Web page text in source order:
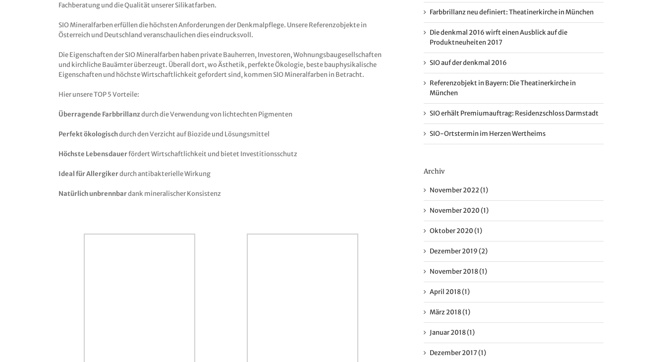
Fachberatung und die Qualität unserer Silikatfarben.
SIO Mineralfarben erfüllen die höchsten Anforderungen der Denkmalpflege. Unsere Referenzobjekte in
Österreich und Deutschland veranschaulichen dies eindrucksvoll.
Die Eigenschaften der SIO Mineralfarben haben private Bauherren, Investoren, Wohnungsbaugesellschaften
und kirchliche Bauämter überzeugt. Überall dort, wo Ästhetik, perfekte Ökologie, beste bauphysikalische
Eigenschaften und höchste Wirtschaftlichkeit gefordert sind, kommen SIO Mineralfarben in Betracht.
Hier unsere TOP 5 Vorteile:
Überragende Farbbrillanzdurch die Verwendung von lichtechten Pigmenten
Perfekt ökologischdurch den Verzicht auf Biozide und Lösungsmittel
Höchste Lebensdauerfördert Wirtschaftlichkeit und bietet Investitionsschutz
Ideal für Allergikerdurch antibakterielle Wirkung
Natürlich unbrennbardank mineralischer Konsistenz
Farbbrillanz neu definiert: Theatinerkirche in München
Die denkmal 2016 wirft einen Ausblick auf die
Produktneuheiten 2017
SIO auf der denkmal 2016
Referenzobjekt in Bayern: Die Theatinerkirche in
München
SIO erhält Premiumauftrag: Residenzschloss Darmstadt
SIO-Ortstermin im Herzen Wertheims
Archiv
November 2022 (1)
November 2020 (1)
Oktober 2020 (1)
Dezember 2019 (2)
November 2018 (1)
April 2018 (1)
März 2018 (1)
Januar 2018 (1)
Dezember 2017 (1)